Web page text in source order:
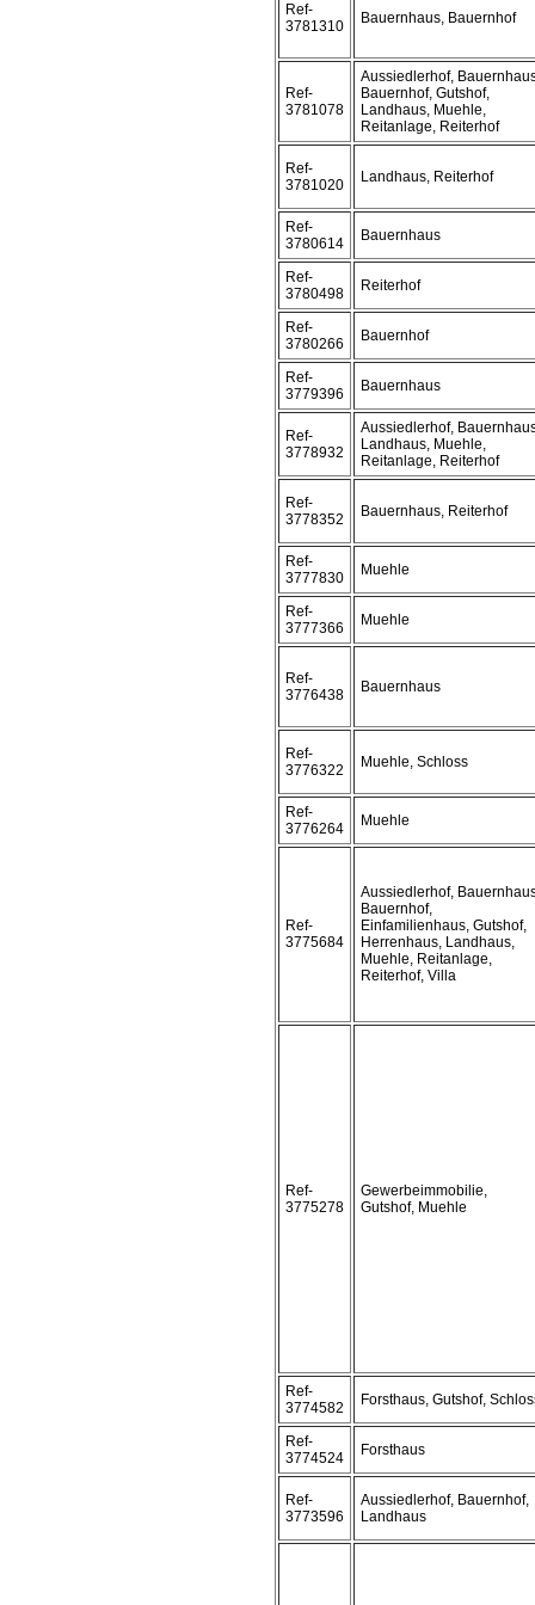
Ref-
3781310
Bauernhaus, Bauernhof
Ref-
3781078
Aussiedlerhof,
Bauernhof, Gutshof,
Landhaus, Muehle,
Reitanlage, Reiterhof
Ref-
3781020
Landhaus, Reiterhof
Ref-
3780614
Bauernhaus
Ref-
3780498
Reiterhof
Ref-
3780266
Bauernhof
Ref-
3779396
Bauernhaus
Ref-
3778932
Aussiedlerhof,
Landhaus, Muehle,
Reitanlage, Reiterhof
Ref-
3778352
Bauernhaus, Reiterhof
Ref-
3777830
Muehle
Ref-
3777366
Muehle
Ref-
3776438
Bauernhaus
Ref-
3776322
Muehle, Schloss
Ref-
3776264
Muehle
Ref-
3775684
Aussiedlerhof,
Bauernhof,
Einfamilienhaus, Gutshof,
Herrenhaus, Landhaus,
Muehle, Reitanlage,
Reiterhof, Villa
Ref-
3775278
Gewerbeimmobilie,
Gutshof, Muehle
Ref-
3774582
Forsthaus, Gutshof,
Ref-
3774524
Forsthaus
Ref-
3773596
Aussiedlerhof, Bauernhof,
Landhaus